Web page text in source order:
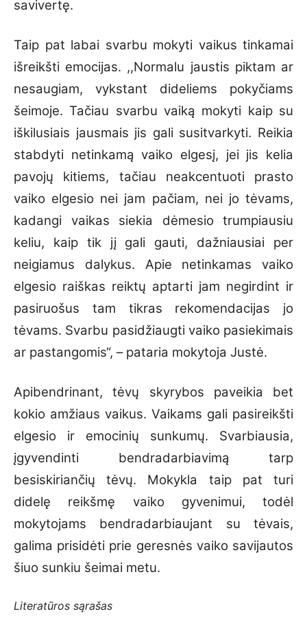
savivertę.
Taip pat labai svarbu mokyti vaikus tinkamai
išreikšti emocijas. ,,Normalu jaustis piktam ar
nesaugiam, vykstant dideliems pokyčiams
šeimoje. Tačiau svarbu vaiką mokyti kaip su
iškilusiais jausmais jis gali susitvarkyti. Reikia
stabdyti netinkamą vaiko elgesį, jei jis kelia
pavojų kitiems, tačiau neakcentuoti prasto
vaiko elgesio nei jam pačiam, nei jo tėvams,
kadangi vaikas siekia dėmesio trumpiausiu
keliu, kaip tik jį gali gauti, dažniausiai per
neigiamus dalykus. Apie netinkamas vaiko
elgesio raiškas reiktų aptarti jam negirdint ir
pasiruošus tam tikras rekomendacijas jo
tėvams. Svarbu pasidžiaugti vaiko pasiekimais
ar pastangomis“, – pataria mokytoja Justė.
Apibendrinant, tėvų skyrybos paveikia bet
kokio amžiaus vaikus. Vaikams gali pasireikšti
elgesio ir emocinių sunkumų. Svarbiausia,
įgyvendinti bendradarbiavimą tarp
besiskiriančių tėvų. Mokykla taip pat turi
didelę reikšmę vaiko gyvenimui, todėl
mokytojams bendradarbiaujant su tėvais,
galima prisidėti prie geresnės vaiko savijautos
šiuo sunkiu šeimai metu.
Literatūros sąrašas